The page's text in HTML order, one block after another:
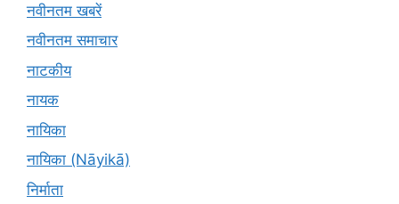
नवीनतम खबरें
नवीनतम समाचार
नाटकीय
नायक
नायिका
नायिका (Nāyikā)
निर्माता